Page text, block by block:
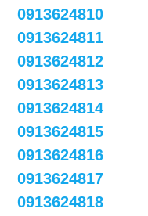
0913624810
0913624811
0913624812
0913624813
0913624814
0913624815
0913624816
0913624817
0913624818